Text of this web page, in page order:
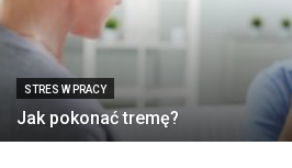
STRES W PRACY
Jak pokonać tremę?